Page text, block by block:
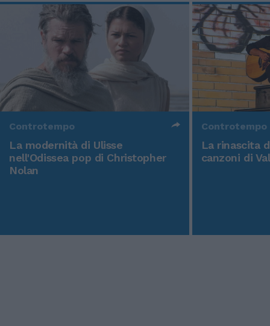
Controtempo
La modernità di Ulisse
nell'Odissea pop di Christopher
Nolan
Controtempo
La rinascita
canzoni di